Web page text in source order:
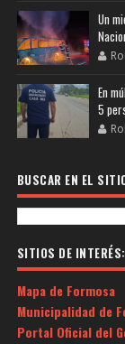
Un
En
5
BUSCAR EN EL
SITIOS DE INTERÉS:
Mapa de Formosa
Municipalidad de
Portal Oficial del